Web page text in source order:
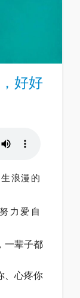
好好
浪漫的
力爱自
一辈子都
、心疼你